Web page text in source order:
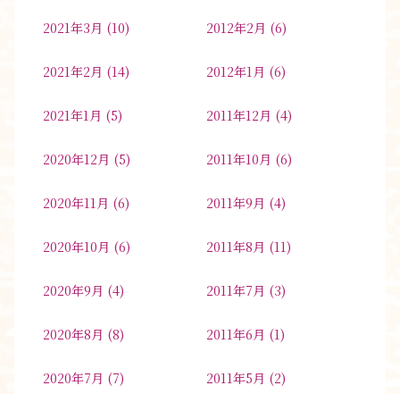
2021年3月 (10)
2021年2月 (14)
2021年1月 (5)
2020年12月 (5)
2020年11月 (6)
2020年10月 (6)
2020年9月 (4)
2020年8月 (8)
2020年7月 (7)
2012年2月 (6)
2012年1月 (6)
2011年12月 (4)
2011年10月 (6)
2011年9月 (4)
2011年8月 (11)
2011年7月 (3)
2011年6月 (1)
2011年5月 (2)